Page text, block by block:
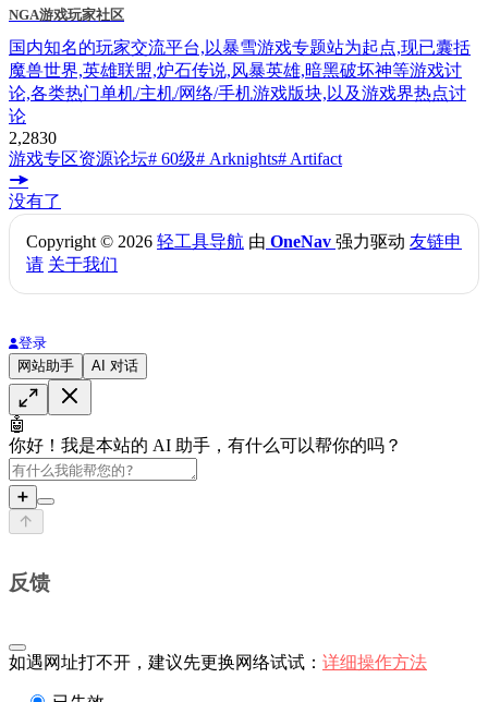
NGA游戏玩家社区
国内知名的玩家交流平台,以暴雪游戏专题站为起点,现已囊括
魔兽世界,英雄联盟,炉石传说,风暴英雄,暗黑破坏神等游戏讨
论,各类热门单机/主机/网络/手机游戏版块,以及游戏界热点讨
论
2,2830
游戏专区资源论坛# 60级# Arknights# Artifact
没有了
Copyright © 2026 轻工具导航 由 OneNav 强力驱动 友链申
请 关于我们
登录
网站助手
AI 对话
🤖
你好！我是本站的 AI 助手，有什么可以帮你的吗？
➕
反馈
如遇网址打不开，建议先更换网络试试： 详细操作方法